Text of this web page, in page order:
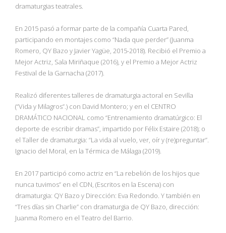
dramaturgias teatrales.
En 2015 pasó a formar parte de la compañía Cuarta Pared,
participando en montajes como “Nada que perder” (Juanma
Romero, QY Bazo y Javier Yagüe, 2015-2018). Recibió el Premio a
Mejor Actriz, Sala Miriñaque (2016), y el Premio a Mejor Actriz
Festival de la Garnacha (2017).
Realizó diferentes talleres de dramaturgia actoral en Sevilla
(“Vida y Milagros”.) con David Montero; y en el CENTRO
DRAMÁTICO NACIONAL como “Entrenamiento dramatúrgico: El
deporte de escribir dramas”, impartido por Félix Estaire (2018); o
el Taller de dramaturgia: “La vida al vuelo, ver, oír y (re)preguntar”.
Ignacio del Moral, en la Térmica de Málaga (2019).
En 2017 participó como actriz en “La rebelión de los hijos que
nunca tuvimos” en el CDN, (Escritos en la Escena) con
dramaturgia: QY Bazo y Dirección: Eva Redondo. Y también en
“Tres días sin Charlie” con dramaturgia de QY Bazo, dirección:
Juanma Romero en el Teatro del Barrio.